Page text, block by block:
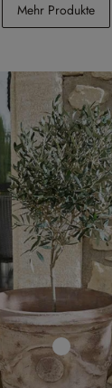
CHF 98.95
Mehr Produkte